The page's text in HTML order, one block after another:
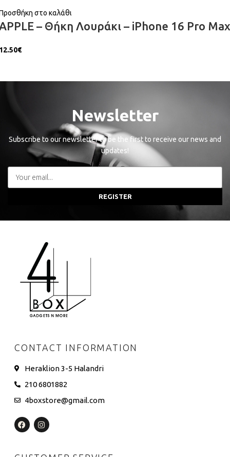
στο καλάθι
– Θήκη Λουράκι – iPhone 16 Pro
€
Newsletter
Subscribe to our newsletter to be the first to receive our news and
updates!
REGISTER
CONTACT INFORMATION
Heraklion 3-5 Halandri
210 6801882
4boxstore@gmail.com